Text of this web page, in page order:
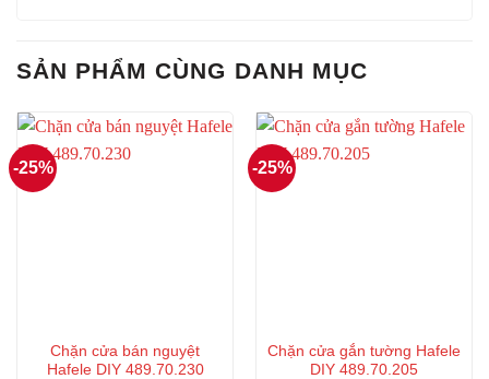
SẢN PHẨM CÙNG DANH MỤC
-25%
Chặn cửa bán nguyệt
Hafele DIY 489.70.230
-25%
Chặn cửa gắn tường Hafele
DIY 489.70.205